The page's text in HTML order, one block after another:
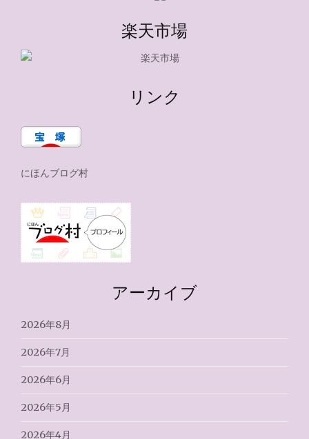
楽天市場
リンク
にほんブログ村
アーカイブ
2026年8月
2026年7月
2026年6月
2026年5月
2026年4月